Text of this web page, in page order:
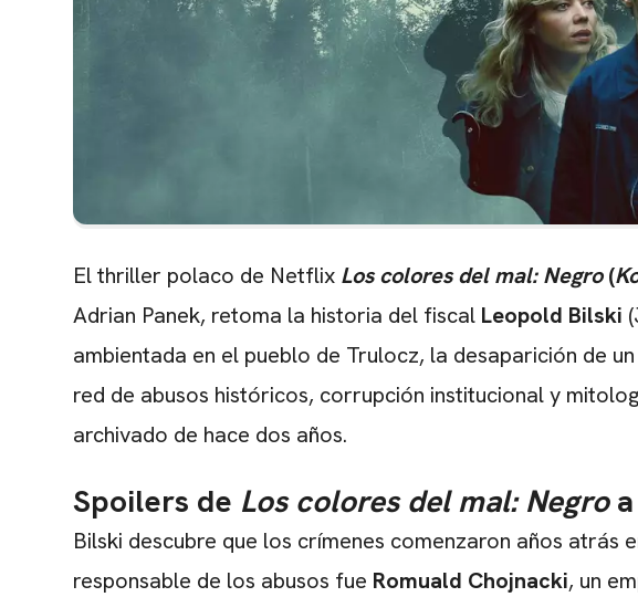
El thriller polaco de Netflix Los colores del mal: Negro(
Adrian Panek, retoma la historia del fiscal Leopold Bilski
ambientada en el pueblo de Trulocz, la desaparición de
red de abusos históricos, corrupción institucional y
archivado de hace dos años.
Spoilers de Los colores del mal: Negroa
Bilski descubre que los crímenes comenzaron años atrás
responsable de los abusos fue Romuald Chojnacki, un